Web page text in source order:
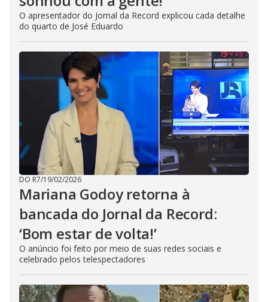
O apresentador do Jornal da Record explicou cada detalhe
do quarto de José Eduardo
DO R7/19/02/2026
Mariana Godoy retorna à
bancada do Jornal da Record:
‘Bom estar de volta!’
O anúncio foi feito por meio de suas redes sociais e
celebrado pelos telespectadores